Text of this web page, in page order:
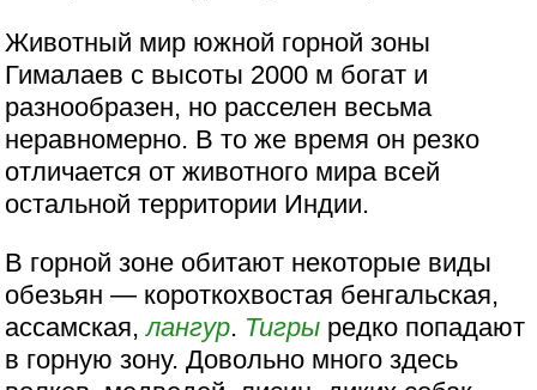
Животный мир южной горной зоны
Гималаев с высоты 2000 м богат и
разнообразен, но расселен весьма
неравномерно. В то же время он резко
отличается от животного мира всей
остальной территории Индии.
В горной зоне обитают некоторые виды
обезьян — короткохвостая бенгальская,
ассамская,лангур. Тигры редко попадают
в горную зону. Довольно много здесь